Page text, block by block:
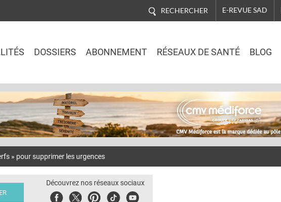
RECHERCHER E-REVUE SAD
DOSSIERS ABONNEMENT RÉSEAUX DE SANTÉ BLOG
» pour supprimer les urgences
Découvrez nos réseaux sociaux
FacebookTwitterPinterest
TiktokYoubute